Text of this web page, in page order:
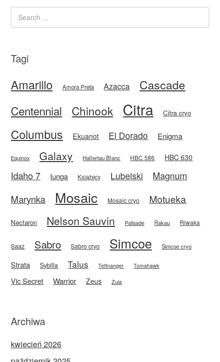
Tagi
Amarillo Amora Preta Azacca Cascade
Centennial Chinook Citra Citra cryo
Columbus Ekuanot El Dorado Enigma
Equinox Galaxy Hallertau Blanc HBC 586 HBC 630
Idaho 7 Iunga Książęcy Lubelski
Magnum
Marynka
Mosaic Mosaic cryo Motueka
Nectaron Nelson Sauvin Palisade Rakau Riwaka
Saaz Sabro Sabro cryo Simcoe Simcoe cryo
Strata Sybilla Talus Tettnanger Tomahawk
Vic Secret Warrior Zeus Zula
Archiwa
kwiecień 2026